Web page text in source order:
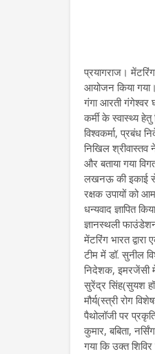
प्रयागराज।
आयोजन किया
गंगा आरती गंगेश्वर
कर्मी के स्वास्थ्य
विश्वकर्मा, प्रबंध
निखिल श्रीवास्तव
और बताया गया
लखनऊ की इकाई से
रक्षक उपायों को
धन्यवाद ज्ञापित
ज्ञानस्थली
मेंटरिंग भारत
टीम में डॉ. सुनील
निदेशक, इमरजेंसी
सुरेंद्र सिंह(सुयश
मौर्य(स्त्री रोग
पैथोलॉजी पर
कुमार, बबिता,
गया कि उक्त